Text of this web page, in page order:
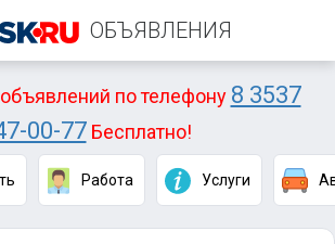
ОБЪЯВЛЕНИЯ
по телефону 8 3537
00-77Бесплатно!
Работа Услуги